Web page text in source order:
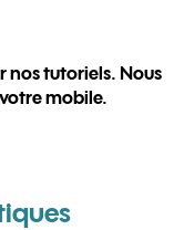
nos tutoriels. Nous
mobile.
pour